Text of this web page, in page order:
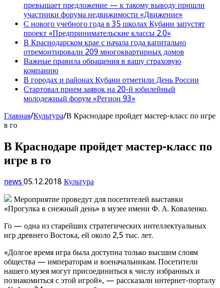
превышает предложение — к такому выводу пришли
участники форума недвижимости «Движение»
С нового учебного года в 35 школах Кубани запустят
проект «Предпринимательские классы 2.0»
В Краснодарском крае с начала года капитально
отремонтировали 209 многоквартирных домов
Важные правила обращения в вашу страховую
компанию
В городах и районах Кубани отметили День России
Стартовал прием заявок на 20-й юбилейный
молодежный форум «Регион 93»
Главная/Культура/В Краснодаре пройдет мастер-класс по игре
в го
В Краснодаре пройдет мастер-класс по
игре в го
news 05.12.2018 Культура
Мероприятие проведут для посетителей выставки
«Прогулка в снежный день» в музее имени Ф. А. Коваленко.
Го — одна из старейших стратегических интеллектуальных
игр древнего Востока, ей около 2,5 тыс. лет.
«Долгое время игра была доступна только высшим слоям
общества — императорам и военачальникам. Посетители
нашего музея могут присоединиться к числу избранных и
познакомиться с этой игрой», — рассказали интернет-порталу